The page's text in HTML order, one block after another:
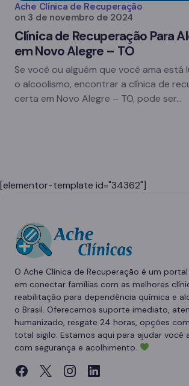
Ache Clínica de Recuperação
on 3 de novembro de 2024
Clínica de Recuperação Para
em Novo Alegre – TO
Se você ou alguém que você ama
o alcoolismo, encontrar a clínica de
certa em Novo Alegre – TO, pode ser…
[elementor-template id="34362"]
O Ache Clínica de Recuperação é um
em conectar famílias com as melhores
reabilitação para dependência química e
o Brasil. Oferecemos suporte imediato,
humanizado, resgate 24 horas, opções
total sigilo. Estamos aqui para ajudar você
com segurança e acolhimento.